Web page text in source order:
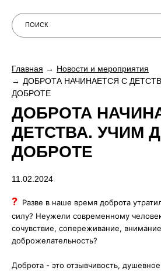
Главная
Новости и мероприятия
ДОБРОТА НАЧИНАЕТСЯ С
ДОБРОТЕ
ДОБРОТА
ДЕТСТВА. УЧИМ
ДОБРОТЕ
11.02.2024
? Разве в наше время доброта
силу? Неужели современному
сочувствие, сопереживание,
доброжелательность?
Доброта - это отзывчивость,